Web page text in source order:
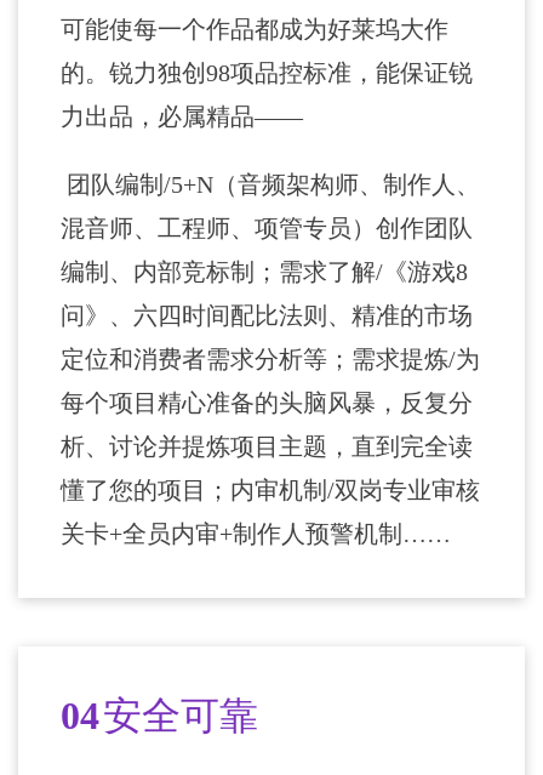
可能使每一个作品都成为好莱坞大作
的。锐力独创98项品控标准，能保证锐
力出品，必属精品——
团队编制/5+N（音频架构师、制作人、
混音师、工程师、项管专员）创作团队
编制、内部竞标制；需求了解/《游戏8
问》、六四时间配比法则、精准的市场
定位和消费者需求分析等；需求提炼/为
每个项目精心准备的头脑风暴，反复分
析、讨论并提炼项目主题，直到完全读
懂了您的项目；内审机制/双岗专业审核
关卡+全员内审+制作人预警机制……
04安全可靠